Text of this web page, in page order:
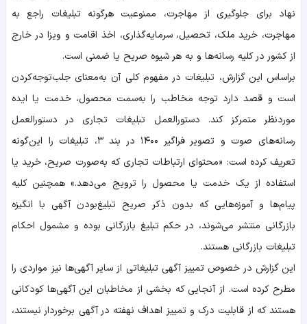
نهاد برای جلوگیری از مهاجرت، ممنوعیت هرگونه تبلیغات راجع به
مهاجرت، خرید ملک، تحصیل، سرمایه‌گذاری، اخذ اقامت و ویزا در خارج
از کشور در کلیه رسانه‌ها و به هر شیوه صریح یا ضمنی است.
براساس این گزارش، تبلیغات در مفهوم کلی آن به‌معنای جلب‌توجه‌کردن
است و قصد دارد توجه مخاطب را به‌سمت محصول، خدمت یا ایده
مورد‌نظر متمرکز کند. دستورالعمل تبلیغات تجاری در دستورالعمل
رسانه‌های صوت و تصویر فراگیر ۱۴۰۰ در بند ۳، تبلیغات را این‌گونه
تعریف کرده است: «محتوای ارتباطات تجاری که به‌صورت صریح، خرید یا
استفاده از یک خدمت یا محصول را ترویج می‌دهد.» همچنین کلیه
پیام‌ها و آموزه‌هایی که بدون ذکر صریح تبلیغ‌بودن آگهی با انگیزه
بازرگانی منتشر می‌شوند، در حکم تبلیغ بازرگانی بوده و مشمول احکام
تبلیغات بازرگانی هستند.
این گزارش در خصوص تمییز آگهی تبلیغاتی از سایر آگهی‌ها نیز مواردی را
مطرح کرده است. از آنجایی که بخشی از مخاطبان این آگهی‌ها کودکانی
هستند که از قابلیت درک و تمییز اهداف نهفته در آگهی برخوردار نیستند،